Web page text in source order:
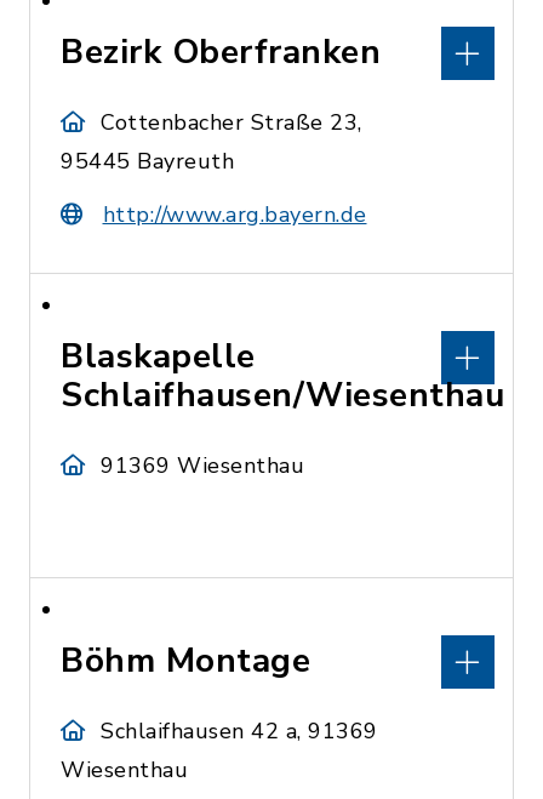
Bezirk Oberfranken
Cottenbacher Straße 23,
95445 Bayreuth
http://www.arg.bayern.de
Blaskapelle
Schlaifhausen/Wiesenthau
91369 Wiesenthau
Böhm Montage
Schlaifhausen 42 a, 91369
Wiesenthau